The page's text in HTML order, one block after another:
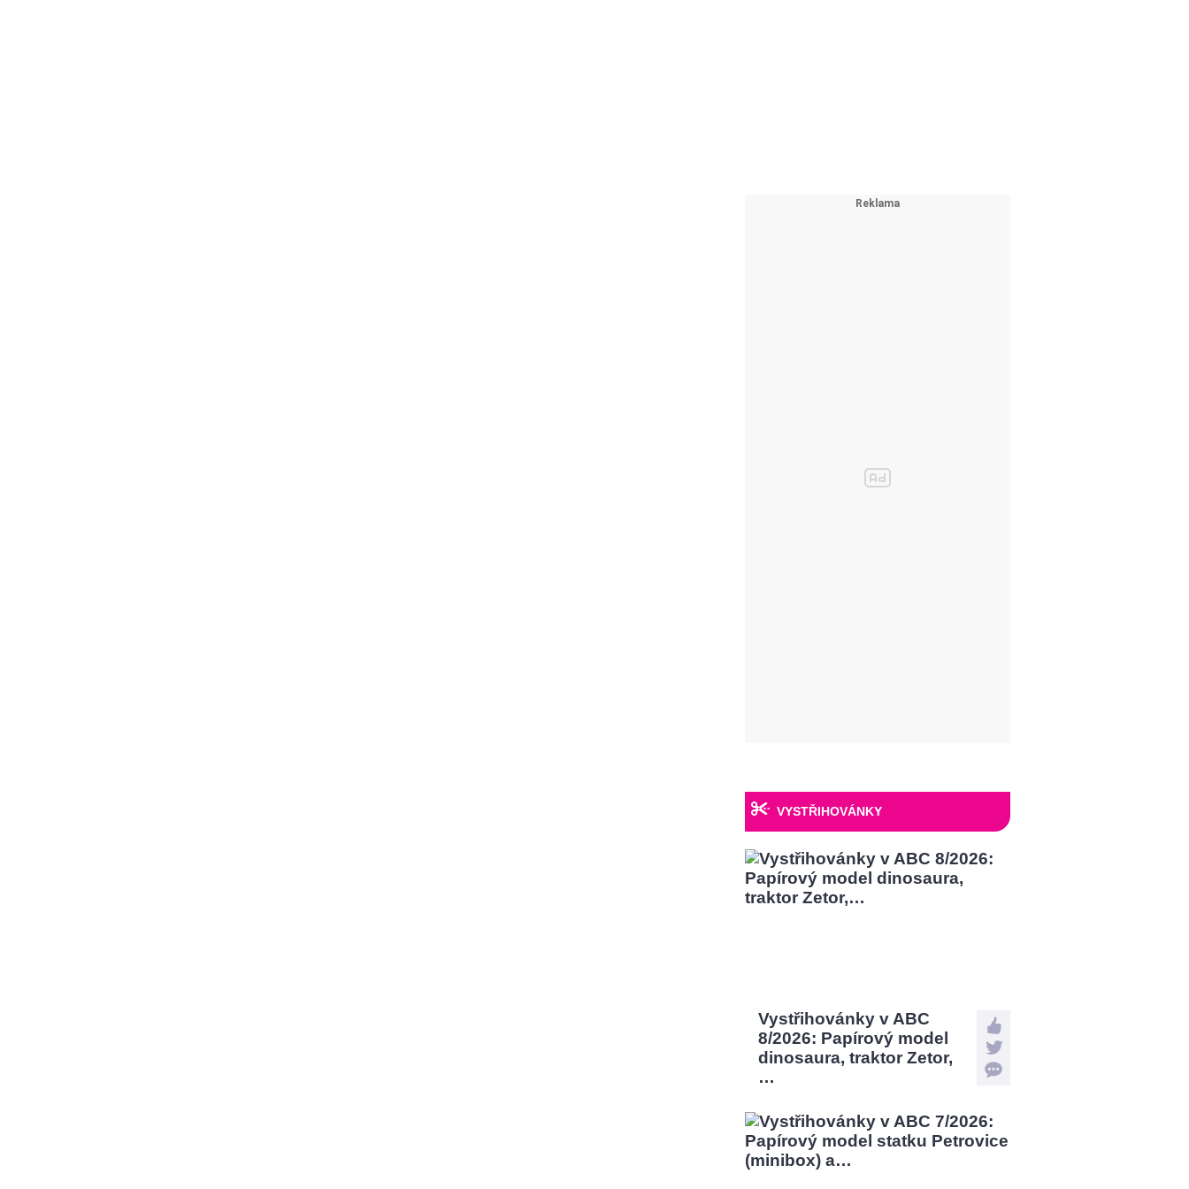
VYSTŘIHOVÁNKY
Vystřihovánky v ABC
8/2026: Papírový model
dinosaura, traktor Zetor,
…